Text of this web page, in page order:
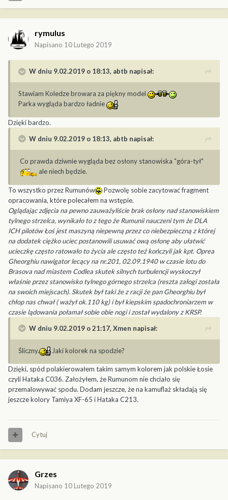
rymulus
Napisano 10 Lutego 2019
W dniu 9.02.2019 o 18:13, abtb napisał:
Stawiam Koledze browara za piękny model
Parka wygląda bardzo ładnie
Dzięki bardzo.
W dniu 9.02.2019 o 18:13, abtb napisał:
Co prawda dziwnie wygląda bez osłony stanowiska "góra-tył"
ale niech będzie.
To wszystko przez Rumunów
Pozwolę sobie zacytować fragment
opracowania, które polecałem na wstępie.
Oglądając zdjęcia na pewno zauważyliście brak osłony nad stanowiskiem
tylnego strzelca, wynikało to z tego że Rumunii nauczeni tym że DLA
ICH pilotów Łoś jest maszyną niepewną przez co niebezpieczną z której
na dodatek ciężko uciec postanowili usuwać ową osłonę aby ułatwić
ucieczkę często ratowało to życia ale często też kończyli jak kpt. Oprea
Gheorghiu nawigator lecący na nr.201, 02.09.1940 w czasie lotu do
Brasova nad miastem Codlea skutek silnych turbulencji wyskoczył
właśnie przez stanowisko tylnego górnego strzelca (reszta załogi została
na swoich miejscach). Skutek był taki że z racji że pan Gheorghiu był
chłop nas chwał ( ważył ok.110 kg) i był kiepskim spadochroniarzem w
czasie lądowania połamał sobie obie nogi i został wydalony z KRSP.
W dniu 9.02.2019 o 21:17, Xmen napisał:
Śliczny. Jaki kolorek na spodzie?
Dzięki, spód polakierowałem takim samym kolorem jak polskie Łosie
czyli Hataka C036. Założyłem, że Rumunom nie chciało się
przemalowywać spodu. Dodam jeszcze, że na kamuflaż składają się
jeszcze kolory Tamiya XF-65 i Hataka C213.
Cytuj
Grzes
Napisano 10 Lutego 2019